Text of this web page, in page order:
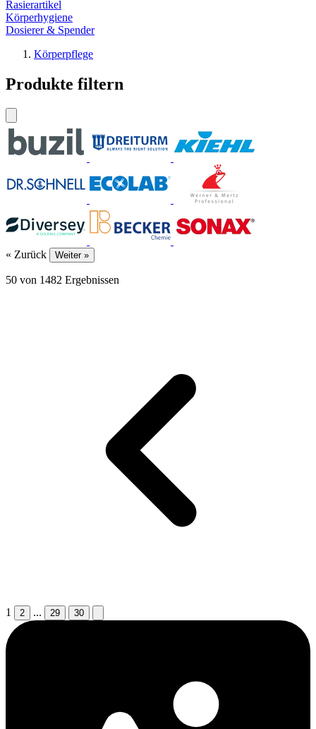
Rasierartikel
Körperhygiene
Dosierer & Spender
Körperpflege
Produkte filtern
« Zurück Weiter »
50 von 1482 Ergebnissen
1 2 ... 29 30